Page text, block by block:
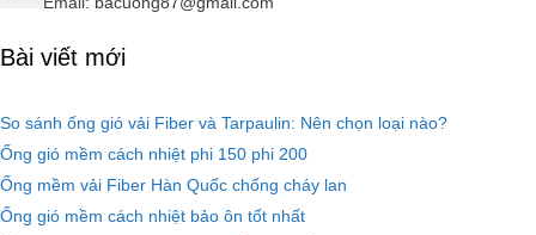
Bài viết mới
So sánh ống gió vải Fiber và Tarpaulin: Nên chọn loại nào?
Ống gió mềm cách nhiệt phi 150 phi 200
Ống mềm vải Fiber Hàn Quốc chống cháy lan
Ống gió mềm cách nhiệt bảo ôn tốt nhất